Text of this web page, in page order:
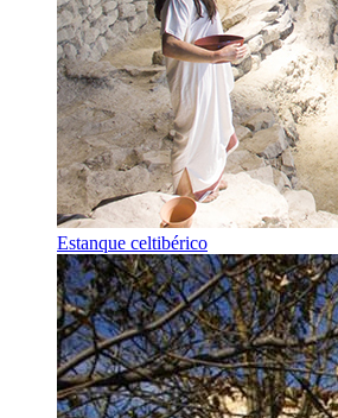
Estanque celtibérico